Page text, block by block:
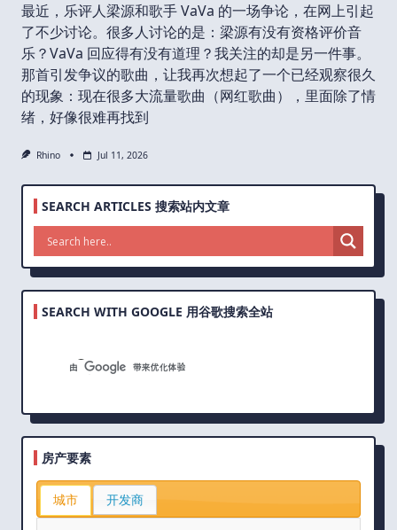
最近，乐评人梁源和歌手 VaVa 的一场争论，在网上引起
了不少讨论。很多人讨论的是：梁源有没有资格评价音
乐？VaVa 回应得有没有道理？我关注的却是另一件事。
那首引发争议的歌曲，让我再次想起了一个已经观察很久
的现象：现在很多大流量歌曲（网红歌曲），里面除了情
绪，好像很难再找到
Rhino Jul 11, 2026
SEARCH ARTICLES 搜索站内文章
SEARCH WITH GOOGLE 用谷歌搜索全站
房产要素
城市 开发商